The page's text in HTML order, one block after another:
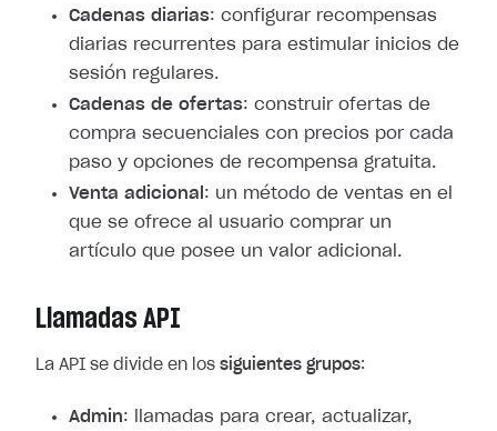
Cadenas diarias: configurar recompensas
diarias recurrentes para estimular inicios de
sesión regulares.
Cadenas de ofertas: construir ofertas de
compra secuenciales con precios por cada
paso y opciones de recompensa gratuita.
Venta adicional : un método de ventas en el
que se ofrece al usuario comprar un
artículo que posee un valor adicional.
Llamadas API
La API se divide en los siguientes grupos:
Admin: llamadas para crear, actualizar,